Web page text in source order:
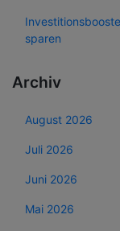
sparen
Archiv
August 2026
Juli 2026
Juni 2026
Mai 2026